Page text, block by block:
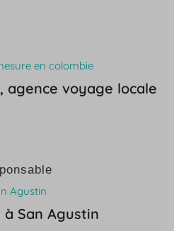
agence voyage locale
San Agustin